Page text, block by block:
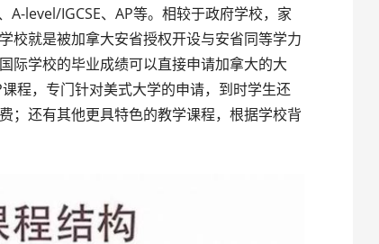
A-level/IGCSE、AP等。相较于政府学校，家
校就是被加拿大安省授权开设与安省同等学力
际学校的毕业成绩可以直接申请加拿大的大
程，专门针对美式大学的申请，到时学生还
；还有其他更具特色的教学课程，根据学校背